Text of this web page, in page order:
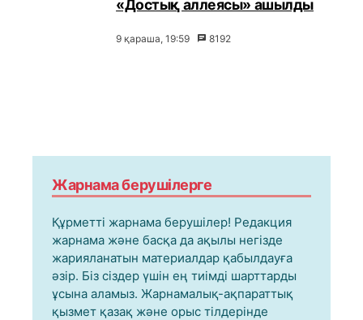
«Достық аллеясы» ашылды
9 қараша, 19:59 8192
Жарнама берушілерге
Құрметті жарнама берушілер! Редакция
жарнама және басқа да ақылы негізде
жарияланатын материалдар қабылдауға
әзір. Біз сіздер үшін ең тиімді шарттарды
ұсына аламыз. Жарнамалық-ақпараттық
қызмет қазақ және орыс тілдерінде